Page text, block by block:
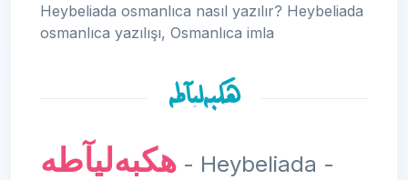
Heybeliada osmanlıca nasıl yazılır? Heybeliada
osmanlıca yazılışı, Osmanlıca imla
هكبەلیآطە
هكبەلیآطە - Heybeliada -